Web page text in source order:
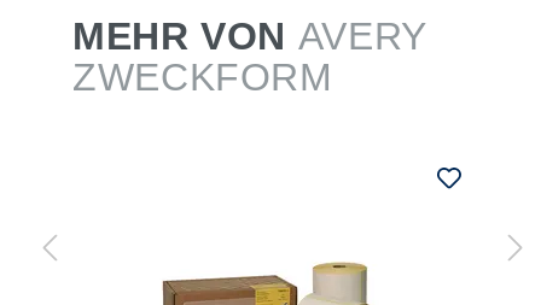
MEHR VON AVERY
ZWECKFORM